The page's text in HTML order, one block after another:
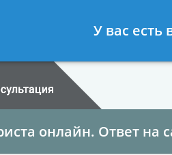
- Семейный юрист, адвокат по
онлайн. Ответ на
У вас есть